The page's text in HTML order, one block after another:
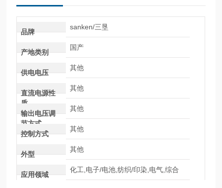
品牌
sanken/三垦
产地类别
国产
供电电压
其他
直流电源性
质
其他
输出电压调
节方式
其他
控制方式
其他
外型
其他
应用领域
化工,电子/电池,纺织/印染,电气,综合